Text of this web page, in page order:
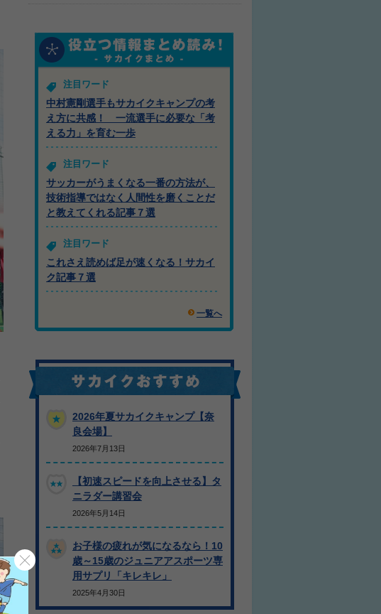
注目ワード
中村憲剛選手もサカイクキャンプの考
え方に共感！ 一流選手に必要な「考
える力」を育む一歩
注目ワード
サッカーがうまくなる一番の方法が、
技術指導ではなく人間性を磨くことだ
と教えてくれる記事７選
注目ワード
これさえ読めば足が速くなる！サカイ
ク記事７選
一覧へ
2026年夏サカイクキャンプ【奈
良会場】
2026年7月13日
【初速スピードを向上させる】タ
ニラダー講習会
2026年5月14日
お子様の疲れが気になるなら！10
歳～15歳のジュニアアスポーツ専
用サプリ「キレキレ」
2025年4月30日